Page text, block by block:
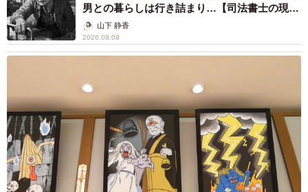
男との暮らしは行き詰まり…【司法書士の現場
から】山下 静香
2026.08.08